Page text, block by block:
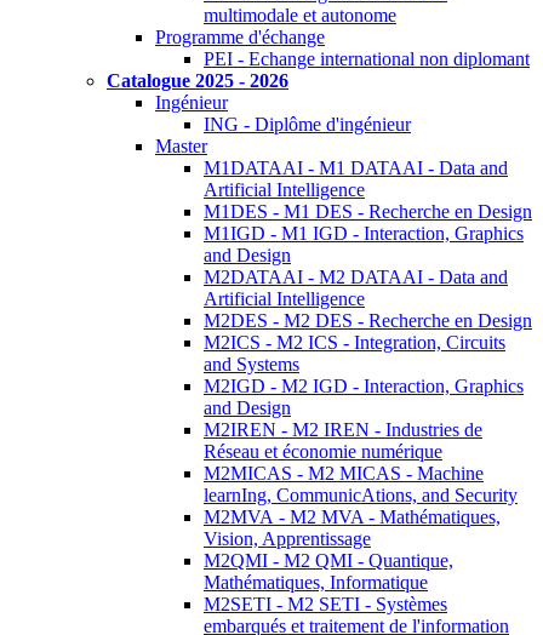
multimodale et autonome
Programme d'échange
PEI - Echange international non diplomant
Catalogue 2025 - 2026
Ingénieur
ING - Diplôme d'ingénieur
Master
M1DATAAI - M1 DATAAI - Data and
Artificial Intelligence
M1DES - M1 DES - Recherche en Design
M1IGD - M1 IGD - Interaction, Graphics
and Design
M2DATAAI - M2 DATAAI - Data and
Artificial Intelligence
M2DES - M2 DES - Recherche en Design
M2ICS - M2 ICS - Integration, Circuits
and Systems
M2IGD - M2 IGD - Interaction, Graphics
and Design
M2IREN - M2 IREN - Industries de
Réseau et économie numérique
M2MICAS - M2 MICAS - Machine
learnIng, CommunicAtions, and Security
M2MVA - M2 MVA - Mathématiques,
Vision, Apprentissage
M2QMI - M2 QMI - Quantique,
Mathématiques, Informatique
M2SETI - M2 SETI - Systèmes
embarqués et traitement de l'information